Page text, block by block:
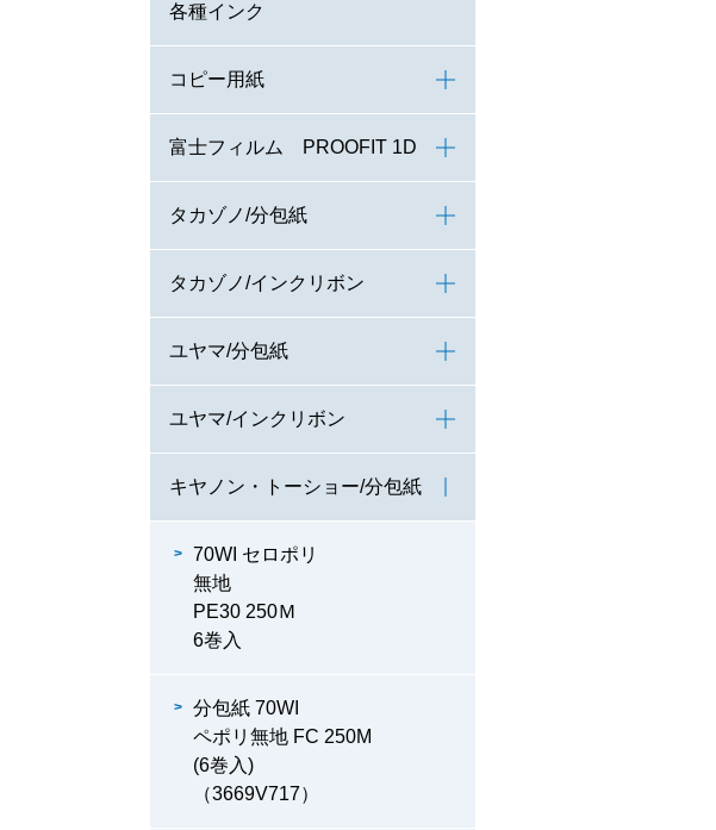
各種インク
コピー用紙
富士フィルム PROOFIT 1D
タカゾノ/分包紙
タカゾノ/インクリボン
ユヤマ/分包紙
ユヤマ/インクリボン
キヤノン・トーショー/分包紙
70WI セロポリ
無地
PE30 250Ｍ
6巻入
分包紙 70WI
ペポリ無地 FC 250M
(6巻入)
（3669V717）